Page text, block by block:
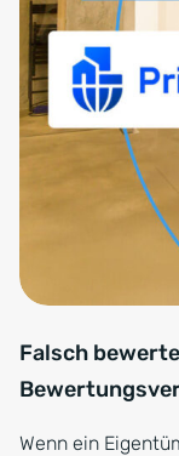
Falsch
Wenn ein